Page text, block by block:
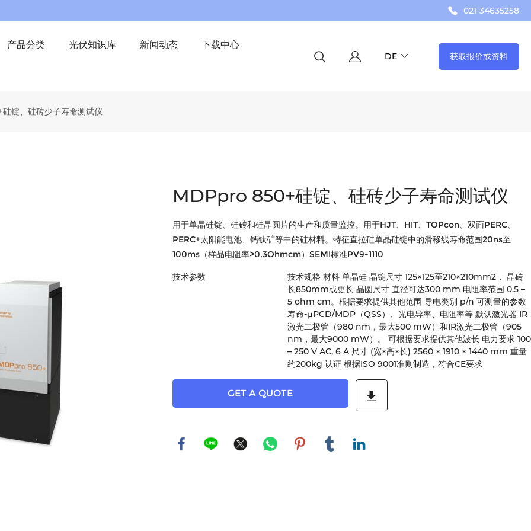
021-34635258
产品分类 光伏知识库 新闻动态 下载中心
DE 获取报价或资料
锭、硅砖少子寿命测试仪
MDPpro 850+硅锭、硅砖少子寿命测试仪
用于单晶硅锭、硅砖和硅晶圆片的生产和质量监控。用于HJT、HIT、TOPcon、双面PERC、
PERC+太阳能电池、钙钛矿等中的硅材料。特征直拉硅单晶硅锭中的滑移线寿命范围20ns至
100ms（样品电阻率>0.3Ohmcm）SEMI标准PV9-1110
技术参数
技术规格 材料 单晶硅 晶锭尺寸 125×125至210×210mm2， 晶砖
长850mm或更长 晶圆尺寸 直径可达300 mm 电阻率范围 0.5 –
5 ohm cm。根据要求提供其他范围 导电类别 p/n 可测量的参数
寿命-μPCD/MDP（QSS）、光电导率、电阻率等 默认激光器 IR
激光二极管（980 nm，最大500 mW）和IR激光二极管（905
nm，最大9000 mW）。 可根据要求提供其他波长 电力要求 100
– 250 V AC, 6 A 尺寸 (宽×高×长) 2560 × 1910 × 1440 mm 重量
约200kg 认证 根据ISO 9001准则制造，符合CE要求
GET A QUOTE